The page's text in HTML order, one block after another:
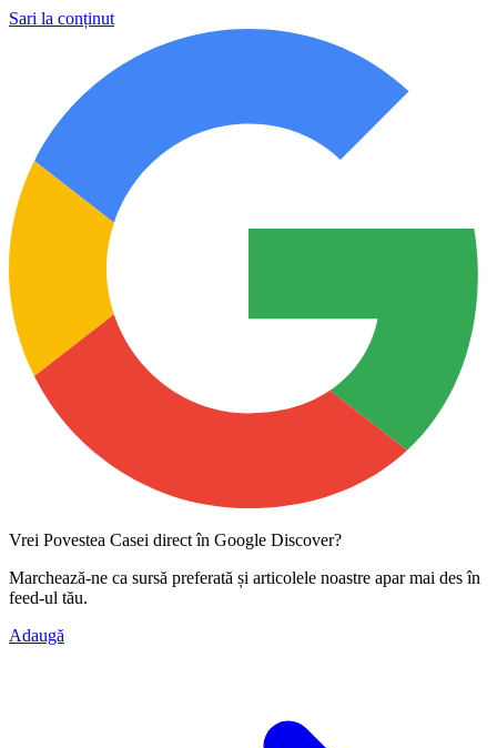
Sari la conținut
Vrei Povestea Casei direct în Google Discover?
Marchează-ne ca sursă preferată și articolele noastre apar mai des în
feed-ul tău.
Adaugă